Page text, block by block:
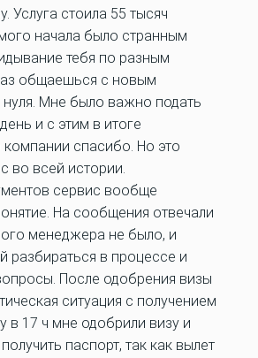
Услуга стоила 55 тысяч
начала было странным
тебя по разным
общаешься с новым
Мне было важно подать
и с этим в итоге
компании спасибо. Но это
во всей истории.
сервис вообще
На сообщения отвечали
менеджера не было, и
разбираться в процессе и
После одобрения визы
ситуация с получением
в 17 ч мне одобрили визу и
паспорт, так как вылет